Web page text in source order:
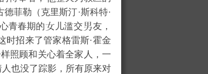
菲勒（克里斯汀·斯科特·
青春期的
儿滥交
友，
时招来了管家格雷斯·霍金
照顾和关心着全家人，一
也没了踪影，所有原来对